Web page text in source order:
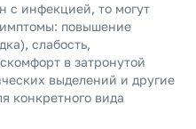
с инфекцией, то могут
повышение
слабость,
в затронутой
выделений и другие
конкретного вида